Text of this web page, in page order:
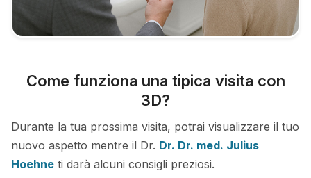
Come funziona una tipica visita con
3D?
Durante la tua prossima visita, potrai visualizzare il tuo
nuovo aspetto mentre il Dr. Dr. Dr. med. Julius
Hoehne ti darà alcuni consigli preziosi.